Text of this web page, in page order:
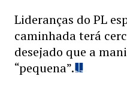
Lideranças do PL
caminhada terá
desejado que a
“pequena”.